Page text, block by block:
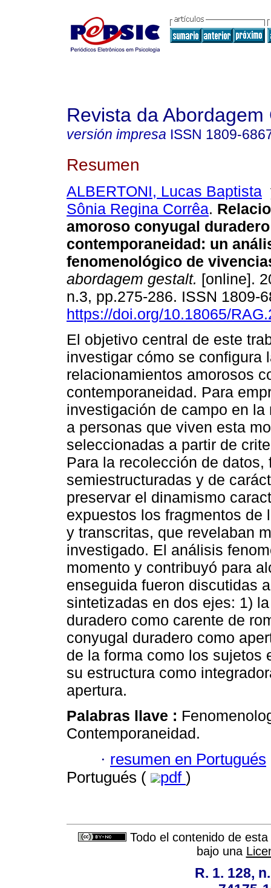
Revista da Abordagem
versión impresa ISSN 1809-
Resumen
ALBERTONI, Lucas Baptista
Sônia Regina Corrêa.
amoroso conyugal
contemporaneidad: un
fenomenológico de
abordagem gestalt. [online].
n.3, pp.275-286. ISSN 1809-
https://doi.org/10.18065/
El objetivo central de este
investigar cómo se configura
relacionamientos amorosos
contemporaneidad. Para
investigación de campo en
a personas que viven esta
seleccionadas a partir de
Para la recolección de
semiestructuradas y de
preservar el dinamismo
expuestos los fragmentos de
y transcritas, que revelaban
investigado. El análisis
momento y contribuyó para
enseguida fueron discutidas
sintetizadas en dos ejes: 1)
duradero como carente de
conyugal duradero como
de la forma como los sujetos
su estructura como
apertura.
Palabras llave :
Contemporaneidad.
· resumen en Portugués
Portugués (
pdf )
Todo el contenido de
bajo una
R. 1. 128,